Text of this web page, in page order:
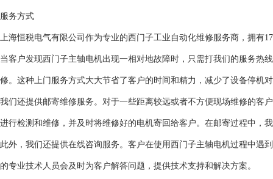
服务方式
上海恒税电气有限公司作为专业的西门子工业自动化维修服务商，拥有
当客户发现西门子主轴电机出现一相对地故障时，只需打我们的服务热
修。这种上门服务方式大大节省了客户的时间和精力，减少了设备停机
我们还提供邮寄维修服务。对于一些距离较远或者不方便现场维修的客
进行检测和维修，并及时将维修好的电机寄回给客户。在邮寄过程中，
此外，我们还提供在线咨询服务。客户在使用西门子主轴电机过程中遇
的专业技术人员会及时为客户解答问题，提供技术支持和解决方案。